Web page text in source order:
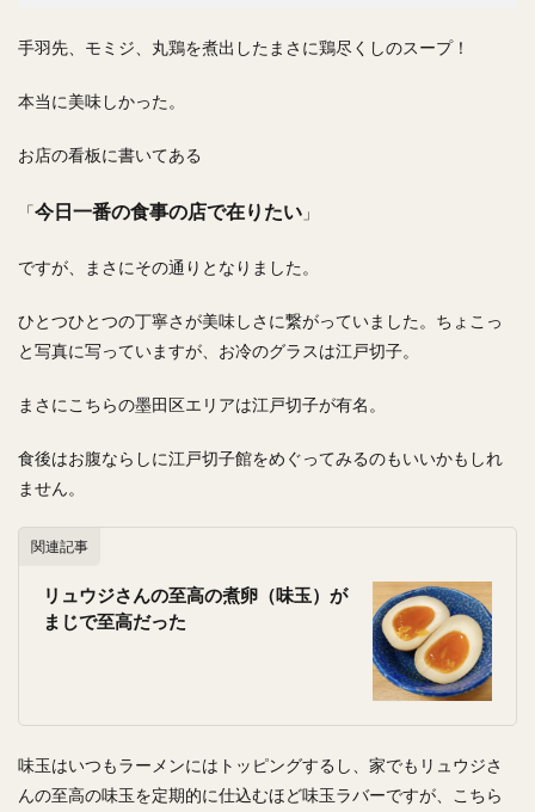
手羽先、モミジ、丸鶏を煮出したまさに鶏尽くしのスープ！
本当に美味しかった。
お店の看板に書いてある
「今日一番の食事の店で在りたい 」
ですが、まさにその通りとなりました。
ひとつひとつの丁寧さが美味しさに繋がっていました。ちょこっ
と写真に写っていますが、お冷のグラスは江戸切子。
まさにこちらの墨田区エリアは江戸切子が有名。
食後はお腹ならしに江戸切子館をめぐってみるのもいいかもしれ
ません。
関連記事
リュウジさんの至高の煮卵（味玉）が
まじで至高だった
味玉はいつもラーメンにはトッピングするし、家でもリュウジさ
んの至高の味玉を定期的に仕込むほど味玉ラバーですが、こちら